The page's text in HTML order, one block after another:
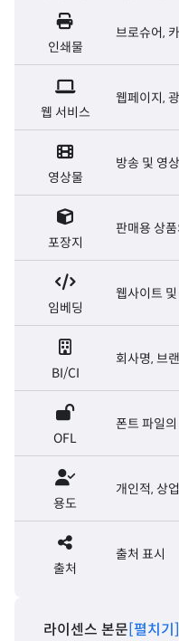
인쇄물
브로슈어,
웹 서비스
웹페이지,
영상물
방송 및 영
포장지
판매용 상
임베딩
웹사이트
BI/CI
회사명, 브
OFL
폰트 파일
지
용도
개인적, 상
출처
출처 표시
라이센스 본문[펼치기]